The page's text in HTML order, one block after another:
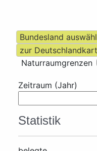
Naturraumgrenzen
Zeitraum (Jahr)
Statistik